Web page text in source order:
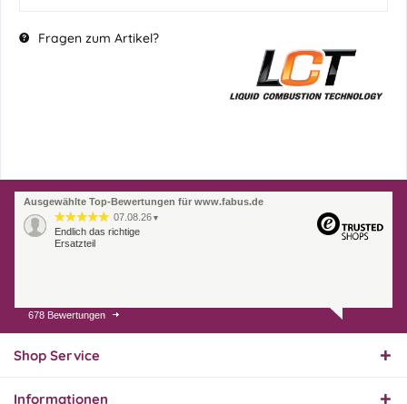
Fragen zum Artikel?
Ausgewählte Top-Bewertungen für www.fabus.de
07.08.26 ▼
Endlich das richtige
Ersatzteil
01.08.26
Innerhalb 2 Tagen Ware
678 Bewertungen
Shop Service
Informationen